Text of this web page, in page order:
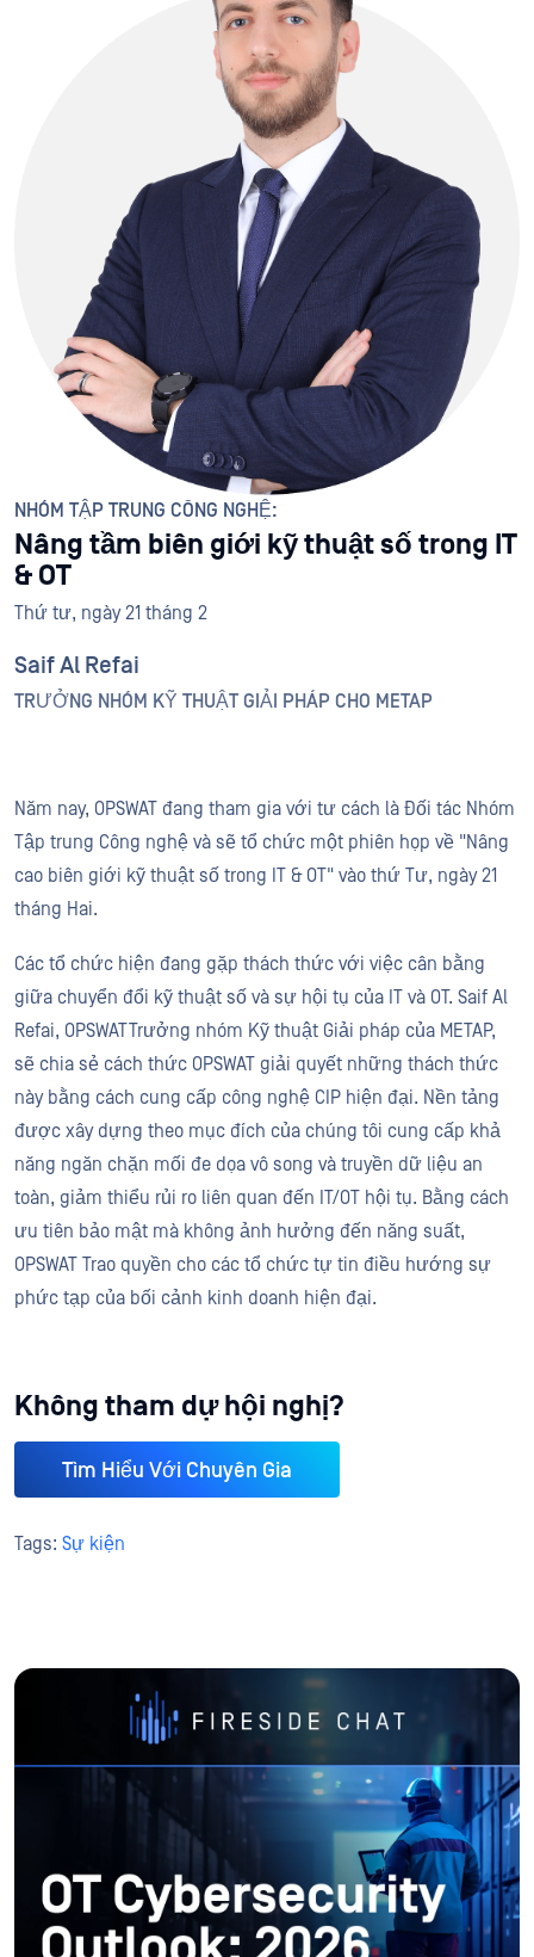
NHÓM TẬP TRUNG CÔNG NGHỆ:
Nâng tầm biên giới kỹ thuật số trong IT
& OT
Thứ tư, ngày 21 tháng 2
Saif Al Refai
TRƯỞNG NHÓM KỸ THUẬT GIẢI PHÁP CHO METAP
Năm nay, OPSWAT đang tham gia với tư cách là Đối tác Nhóm
Tập trung Công nghệ và sẽ tổ chức một phiên họp về "Nâng
cao biên giới kỹ thuật số trong IT & OT" vào thứ Tư, ngày 21
tháng Hai.
Các tổ chức hiện đang gặp thách thức với việc cân bằng
giữa chuyển đổi kỹ thuật số và sự hội tụ của IT và OT. Saif Al
Refai, OPSWATTrưởng nhóm Kỹ thuật Giải pháp của METAP,
sẽ chia sẻ cách thức OPSWAT giải quyết những thách thức
này bằng cách cung cấp công nghệ CIP hiện đại. Nền tảng
được xây dựng theo mục đích của chúng tôi cung cấp khả
năng ngăn chặn mối đe dọa vô song và truyền dữ liệu an
toàn, giảm thiểu rủi ro liên quan đến IT/OT hội tụ. Bằng cách
ưu tiên bảo mật mà không ảnh hưởng đến năng suất,
OPSWAT Trao quyền cho các tổ chức tự tin điều hướng sự
phức tạp của bối cảnh kinh doanh hiện đại.
Không tham dự hội nghị?
Tìm Hiểu Với Chuyên Gia
Tags: Sự kiện